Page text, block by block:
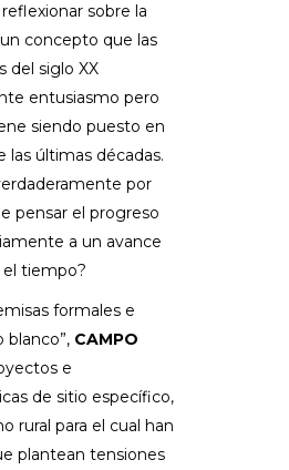
sobre la
concepto que las
del siglo XX
entusiasmo pero
siendo puesto en
las últimas décadas.
por
pensar el progreso
a un avance
el tiempo?
formales e
blanco”, CAMPO
e
de sitio específico,
rural para el cual han
plantean tensiones